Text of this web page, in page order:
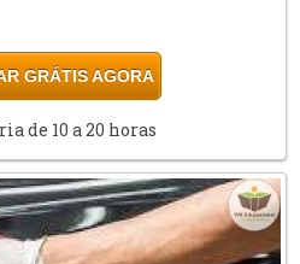
GRÁTIS AGORA
de 10 a 20 horas